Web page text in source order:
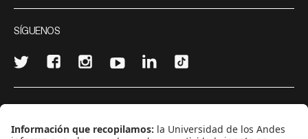
SÍGUENOS